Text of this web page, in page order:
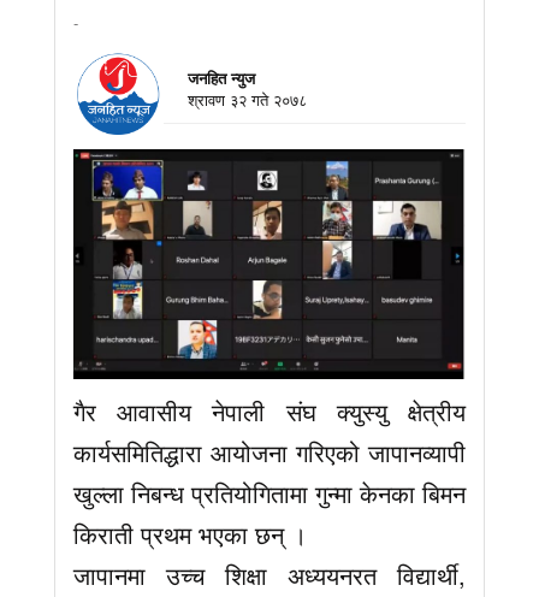
-
जनहित न्युज
श्रावण ३२ गते २०७८
गैर आवासीय नेपाली संघ क्युस्यु क्षेत्रीय
कार्यसमितिद्धारा आयोजना गरिएको जापानव्यापी
खुल्ला निबन्ध प्रतियोगितामा गुन्मा केनका बिमन
किराती प्रथम भएका छन् ।
जापानमा उच्च शिक्षा अध्ययनरत विद्यार्थी,